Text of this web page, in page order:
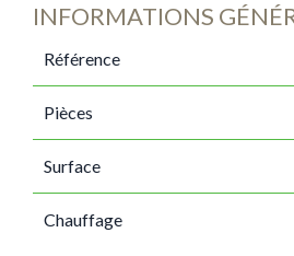
INFORMATIONS
Référence
Pièces
Surface
Chauffage